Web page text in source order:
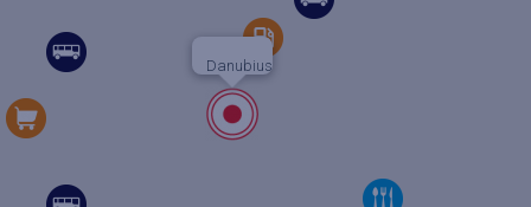
Danubius